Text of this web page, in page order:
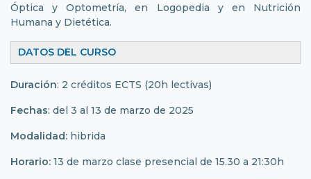
Óptica y Optometría, en Logopedia y en Nutrición
Humana y Dietética.
DATOS DEL CURSO
Duración: 2 créditos ECTS (20h lectivas)
Fechas: del 3 al 13 de marzo de 2025
Modalidad: hibrida
Horario: 13 de marzo clase presencial de 15.30 a 21:30h